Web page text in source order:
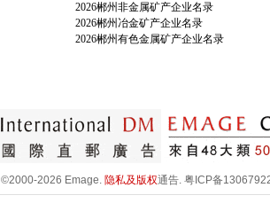
2026郴州非金属矿产企业名录
2026郴州冶金矿产企业名录
2026郴州有色金属矿产企业名录
©2000-2026 Emage. 隐私及版权通告. 粤ICP备